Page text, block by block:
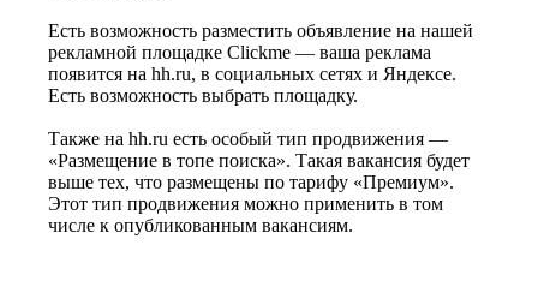
Есть возможность разместить объявление на нашей
рекламной площадке Clickme — ваша реклама
появится на hh.ru, в социальных сетях и Яндексе.
Есть возможность выбрать площадку.
Также на hh.ru есть особый тип продвижения —
«Размещение в топе поиска». Такая вакансия будет
выше тех, что размещены по тарифу «Премиум».
Этот тип продвижения можно применить в том
числе к опубликованным вакансиям.